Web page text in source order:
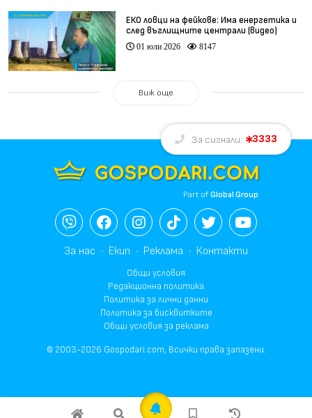
ЕКО ловци на фейкове: Има енергетика и
след въглищните централи (видео)
01 юли 2026 8147
Виж още
За сигнали: 3333
Part ofGlobal Group
За нас Екип Реклама Контакти
Общи условия
Редакционна политика
Политика за лични данни
Политика за бисквитките
Общи условия за реклама
© 2003-2026 Gospodari.com, Всички права запазени.